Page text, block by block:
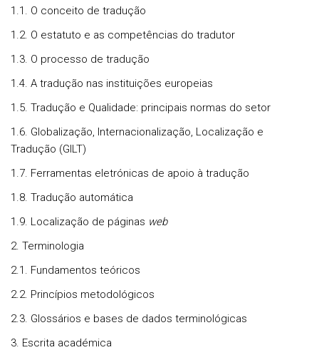
1.1. O conceito de tradução
1.2. O estatuto e as competências do tradutor
1.3. O processo de tradução
1.4. A tradução nas instituições europeias
1.5. Tradução e Qualidade: principais normas do setor
1.6. Globalização, Internacionalização, Localização e
Tradução (GILT)
1.7. Ferramentas eletrónicas de apoio à tradução
1.8. Tradução automática
1.9. Localização de páginas web
2. Terminologia
2.1. Fundamentos teóricos
2.2. Princípios metodológicos
2.3. Glossários e bases de dados terminológicas
3. Escrita académica